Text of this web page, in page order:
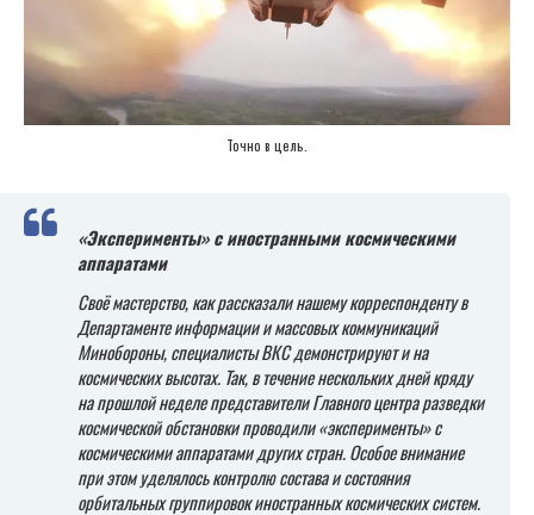
Точно в цель.
«Эксперименты» с иностранными космическими
аппаратами
Своё мастерство, как рассказали нашему корреспонденту в
Департаменте информации и массовых коммуникаций
Минобороны, специалисты ВКС демонстрируют и на
космических высотах. Так, в течение нескольких дней кряду
на прошлой неделе представители Главного центра разведки
космической обстановки проводили «эксперименты» с
космическими аппаратами других стран. Особое внимание
при этом уделялось контролю состава и состояния
орбитальных группировок иностранных космических систем.